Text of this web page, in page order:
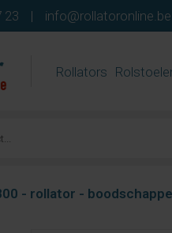
23 | info@rollatoronline.be
Rollators
- rollator -